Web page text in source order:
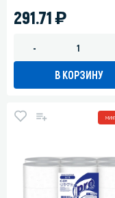
291.71)
-
В КОРЗИНУ